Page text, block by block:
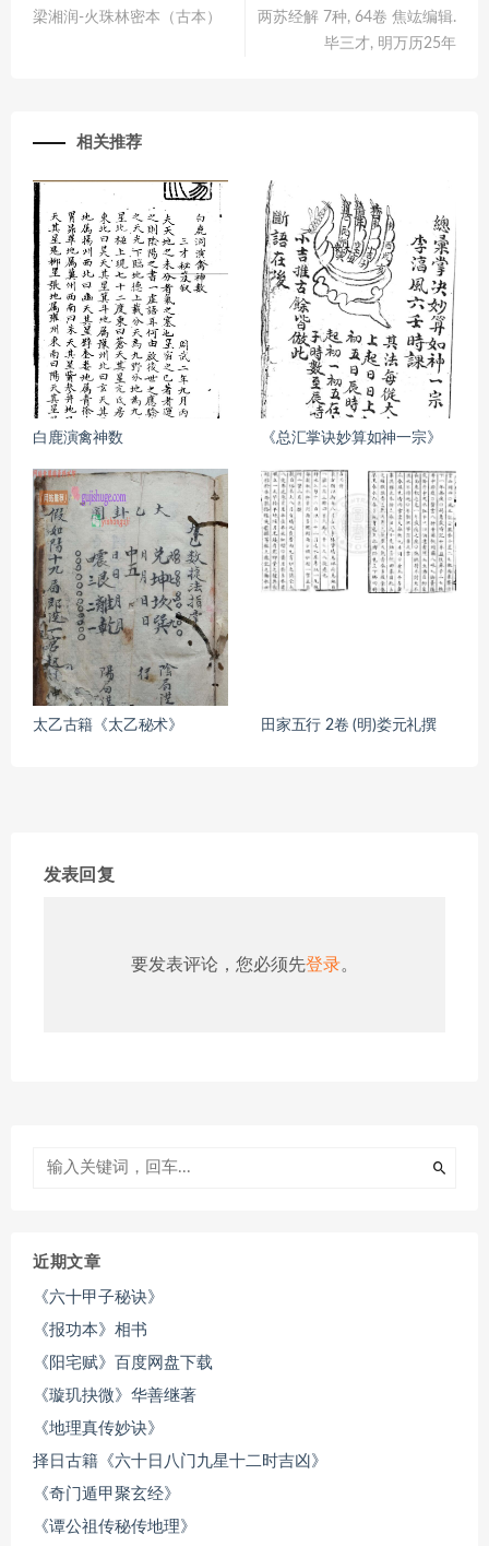
梁湘润-火珠林密本（古本）
两苏经解 7种, 64卷 焦竑编辑.
毕三才, 明万历25年
相关推荐
白鹿演禽神数 《总汇掌诀妙算如神一宗》
太乙古籍《太乙秘术》 田家五行 2卷 (明)娄元礼撰
发表回复
要发表评论，您必须先登录。
近期文章
《六十甲子秘诀》
《报功本》相书
《阳宅赋》百度网盘下载
《璇玑抉微》华善继著
《地理真传妙诀》
择日古籍《六十日八门九星十二时吉凶》
《奇门遁甲聚玄经》
《谭公祖传秘传地理》